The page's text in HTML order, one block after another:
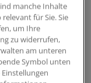
neuer
Fokus darauf
uns auf die
haben „first in
manche Inhalte
für Sie. Sie
um Ihre
zu widerrufen,
am unteren
Symbol unten